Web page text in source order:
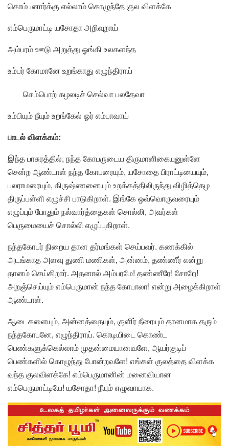
கொம்பனார்க்கு எல்லாம் கொழுந்தே குல விளக்கே
எம்பெருமாட்டி யசோதா அறிவுறாய்
அம்பரம் ஊடு அறுத்து ஓங்கி உலகளந்த
உம்பர் கோமானே உறங்காது எழுந்திராய்
செம்பொற் கழலடிச் செல்வா பலதேவா
உம்பியும் நீயும் உறங்கேல் ஓர் எம்பாவாய்
பாடல் விளக்கம்:
இந்த பாசுரத்தில், நந்த கோபருடைய திருமாளிகையுனுள்ளே
சென்ற ஆண்டாள் நந்த கோபரையும், யசோதை பிராட்டியையும்,
பலராமரையும், கிருஷ்ணனையும் உறக்கத்திலிருந்து விழித்தெழ
திருப்பள்ளி எழுச்சி பாடுகிறாள். இங்கே ஒவ்வொருவரையும்
எழுப்பும் போதும் நல்வார்த்தைகள் சொல்லி, அவர்கள்
பெருமையைச் சொல்லி எழுப்புகிறாள்.
நந்தகோபர் நிறைய தான தர்மங்கள் செய்பவர். கணக்கில்
அடங்காத அளவு துணி மணிகள், அன்னம், தண்ணீர் என்று
தானம் செய்கிறார். அதனால் அம்பரமே! தண்ணீரே! சோறே!
அறஞ்செய்யும் எம்பெருமான் நந்த கோபாலா! என்று அழைக்கிறாள்
ஆண்டாள்.
ஆடைகளையும், அன்னத்தையும், குளிர் நீரையும் தானமாக தரும்
நந்தகோபனே, எழுந்திராய். கொடியிடை கொண்ட
பெண்களுக்கெல்லாம் முதன்மையானவளே, ஆயர்குடிப்
பெண்களில் கொழுந்து போன்றவளே! எங்கள் குலத்தை விளக்க
வந்த குலவிளக்கே! எம்பெருமானின் மனைவியான
எம்பெருமாட்டியே! யசோதா! நீயும் எழுவாயாக.